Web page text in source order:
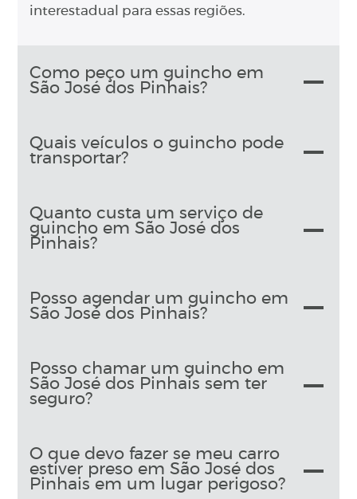
interestadual para essas regiões.
Como peço um guincho em
São José dos Pinhais?
Quais veículos o guincho pode
transportar?
Quanto custa um serviço de
guincho em São José dos
Pinhais?
Posso agendar um guincho em
São José dos Pinhais?
Posso chamar um guincho em
São José dos Pinhais sem ter
seguro?
O que devo fazer se meu carro
estiver preso em São José dos
Pinhais em um lugar perigoso?